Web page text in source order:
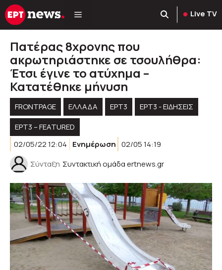
Μετάβαση
σε
Live TV
Πατέρας 8χρονης που
ακρωτηριάστηκε σε τσουλήθρα:
Έτσι έγινε το ατύχημα –
Κατατέθηκε μήνυση
FRONTPAGE ΕΛΛΑΔΑ ΕΡΤ3
ΕΡΤ3 - ΕΙΔΉΣΕΙΣ
ΕΡΤ3 – FEATURED
02/05/22 12:04
Ενημέρωση 02/05 14:19
Σύνταξη Συντακτική ομάδα ertnews.gr